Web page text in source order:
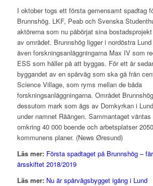
I oktober togs ett första gemensamt spadtag
Brunnshög. LKF, Peab och Svenska
aktörerna som nu påbörjat sina
av området. Brunnshög ligger i nordöstra
även forskningsanläggningarna Max IV som
ESS som håller på att byggas. För ett år
byggandet av en spårväg som ska gå från
Science Village, som ryms mellan de båda
forskningsanläggningarna. Området
dessutom mark som ägs av Domkyrkan i
under namnet Råängen. Sammantaget
omkring 40 000 boende och arbetsplatser
kommunens planer. (News Øresund)
Läs mer: Första spadtaget på Brunnshög –
årsskiftet 2018/2019
Läs mer: Nu är spårvägsbygget igång i Lund